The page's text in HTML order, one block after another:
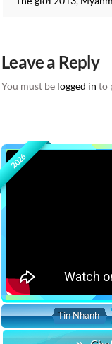
Leave a Reply
You must be logged in to
2026
Tin Nhanh